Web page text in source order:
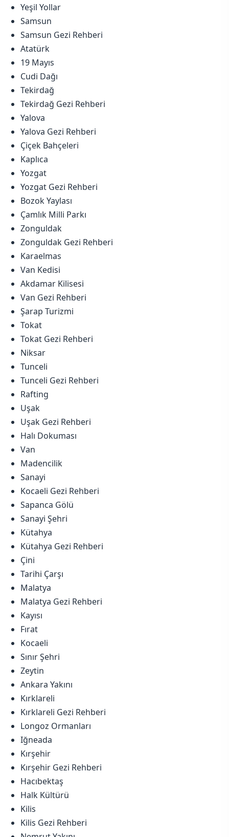
Yeşil Yollar
Samsun
Samsun Gezi Rehberi
Atatürk
19 Mayıs
Cudi Dağı
Tekirdağ
Tekirdağ Gezi Rehberi
Yalova
Yalova Gezi Rehberi
Çiçek Bahçeleri
Kaplıca
Yozgat
Yozgat Gezi Rehberi
Bozok Yaylası
Çamlık Milli Parkı
Zonguldak
Zonguldak Gezi Rehberi
Karaelmas
Van Kedisi
Akdamar Kilisesi
Van Gezi Rehberi
Şarap Turizmi
Tokat
Tokat Gezi Rehberi
Niksar
Tunceli
Tunceli Gezi Rehberi
Rafting
Uşak
Uşak Gezi Rehberi
Halı Dokuması
Van
Madencilik
Sanayi
Kocaeli Gezi Rehberi
Sapanca Gölü
Sanayi Şehri
Kütahya
Kütahya Gezi Rehberi
Çini
Tarihi Çarşı
Malatya
Malatya Gezi Rehberi
Kayısı
Fırat
Kocaeli
Sınır Şehri
Zeytin
Ankara Yakını
Kırklareli
Kırklareli Gezi Rehberi
Longoz Ormanları
Iğneada
Kırşehir
Kırşehir Gezi Rehberi
Hacıbektaş
Halk Kültürü
Kilis
Kilis Gezi Rehberi